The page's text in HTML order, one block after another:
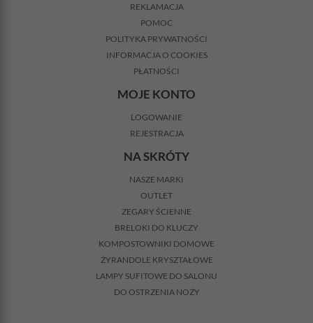
REKLAMACJA
POMOC
POLITYKA PRYWATNOŚCI
INFORMACJA O COOKIES
PŁATNOŚCI
MOJE KONTO
LOGOWANIE
REJESTRACJA
NA SKRÓTY
NASZE MARKI
OUTLET
ZEGARY ŚCIENNE
BRELOKI DO KLUCZY
KOMPOSTOWNIKI DOMOWE
ŻYRANDOLE KRYSZTAŁOWE
LAMPY SUFITOWE DO SALONU
DO OSTRZENIA NOŻY